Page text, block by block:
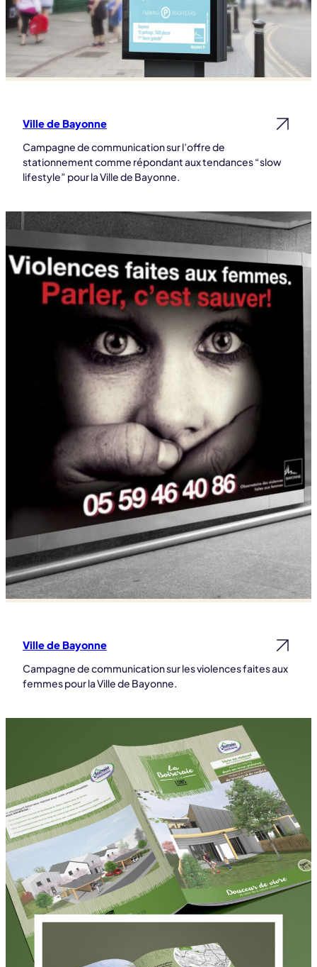
Ville de Bayonne
Campagne de communication sur l’offre de
stationnement comme répondant aux tendances “slow
lifestyle” pour la Ville de Bayonne.
Ville de Bayonne
Campagne de communication sur les violences faites aux
femmes pour la Ville de Bayonne.